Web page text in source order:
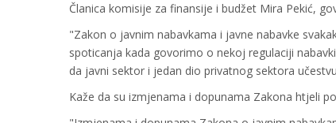
Članica komisije za finansije i budžet Mira Pekić,
"Zakon o javnim nabavkama i javne nabavke
spoticanja kada govorimo o nekoj regulaciji
da javni sektor i jedan dio privatnog sektora
Kaže da su izmjenama i dopunama Zakona htjeli